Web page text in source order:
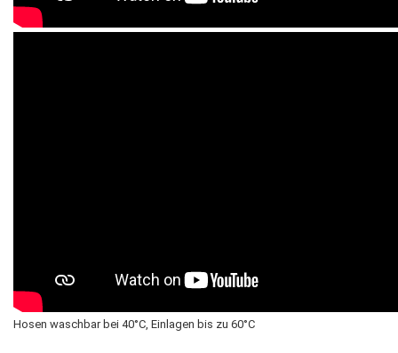
Hosen waschbar bei 40°C, Einlagen bis zu 60°C